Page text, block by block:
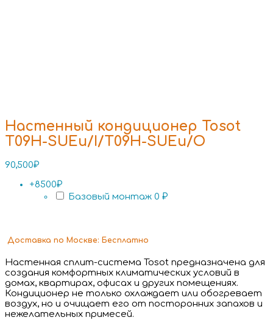
Настенный кондиционер Tosot
T09H-SUEu/I/T09H-SUEu/O
90,500₽
+8500₽
Базовый монтаж 0 ₽
Доставка по Москве: Бесплатно
Настенная сплит-система Tosot предназначена для
создания комфортных климатических условий в
домах, квартирах, офисах и других помещениях.
Кондиционер не только охлаждает или обогревает
воздух, но и очищает его от посторонних запахов и
нежелательных примесей.